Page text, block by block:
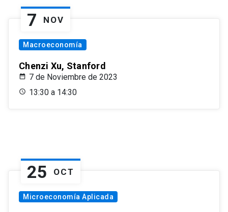
7 NOV
Macroeconomía
Chenzi Xu, Stanford
7 de Noviembre de 2023
13:30 a 14:30
25 OCT
Microeconomía Aplicada